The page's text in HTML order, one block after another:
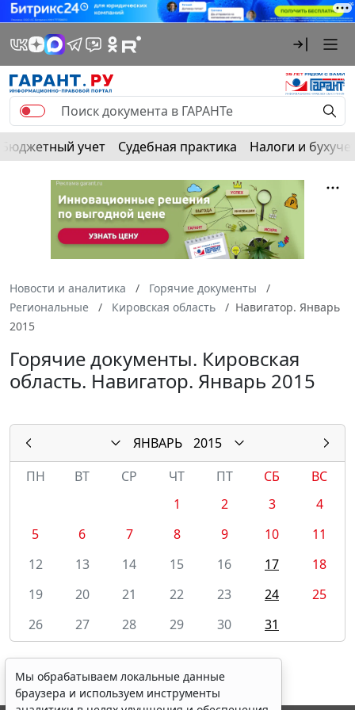
Бюджетный учет Судебная практика Налоги и
Новости и аналитика
Горячие документы
Региональные
Кировская область
Навигатор. Январь
2015
Горячие документы. Кировская
область. Навигатор. Январь 2015
ЯНВАРЬ
2015
ПН
ВТ СР ЧТ ПТ СБ
ВС
1
2 3
4
5
6 7 8 9 10
11
12
13 14 15 16 17
18
19
20 21 22 23 24
25
26
27 28 29 30 31
Мы обрабатываем локальные данные
браузера и используем инструменты